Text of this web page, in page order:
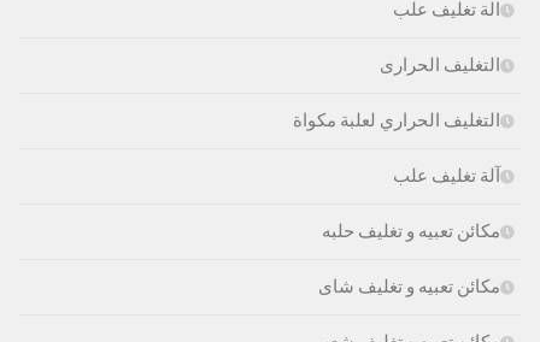
الة تغليف علب
التغليف الحرارى
التغليف الحراري لعلبة مكواة
آلة تغليف علب
مكائن تعبيه و تغليف حلبه
مكائن تعبيه و تغليف شاى